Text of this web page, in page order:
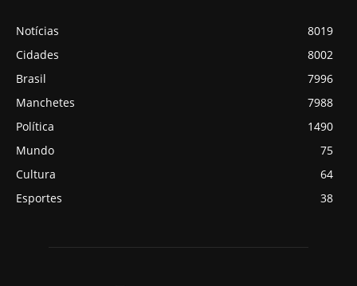
Notícias
8019
Cidades
8002
Brasil
7996
Manchetes
7988
Política
1490
Mundo
75
Cultura
64
Esportes
38